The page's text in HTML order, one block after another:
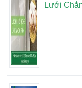
Lưới